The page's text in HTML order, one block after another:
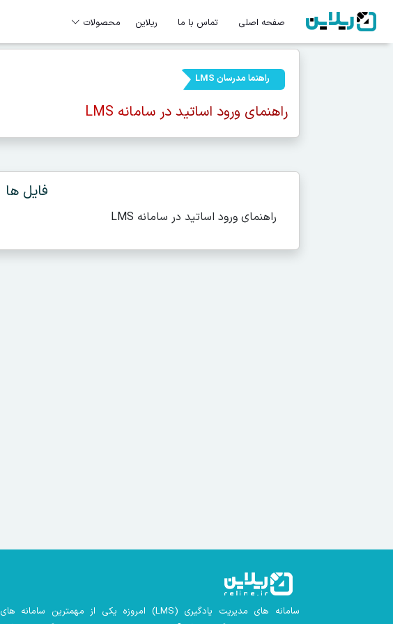
صفحه اصلی تماس با ما ریلاین محصولات
راهنما مدرسان LMS
راهنمای ورود اساتید در سامانه LMS
فایل ها
راهنمای ورود اساتید در سامانه LMS
سامانه های مدیریت یادگیری (LMS) امروزه یکی از مهمترین سامانه های